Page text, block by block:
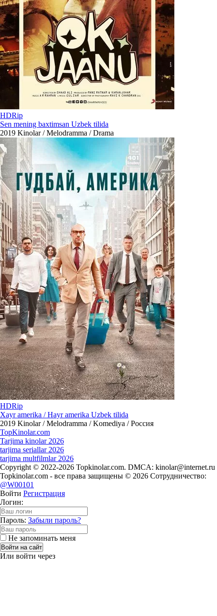
HDRip
Sen mening baxtimsan Uzbek tilida
2019 Kinolar / Melodramma / Drama
HDRip
Xayr amerika / Hayr amerika Uzbek tilida
2019 Kinolar / Melodramma / Komediya / Россия
TopKinolar.com
Tarjima kinolar 2026
tarjima seriallar 2026
tarjima multfilmlar 2026
Copyright © 2022-2026 Topkinolar.com. DMCA: kinolar@internet.ru
Topkinolar.com - все права защищены © 2026 Сотрудничество:
@W00101
Войти Регистрация
Логин:
Пароль: Забыли пароль?
Не запоминать меня
Войти на сайт
Или войти через